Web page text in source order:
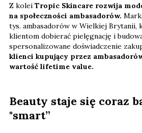
Z kolei Tropic Skincare rozwija
na społeczności ambasadorów.
tys. ambasadorów w Wielkiej Brytanii,
klientom dobierać pielęgnację i
spersonalizowane doświadczenie
klienci kupujący przez
wartość lifetime value.
Beauty staje się coraz
"smart”